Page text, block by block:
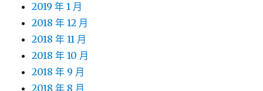
2019 年 1 月
2018 年 12 月
2018 年 11 月
2018 年 10 月
2018 年 9 月
2018 年 8 月